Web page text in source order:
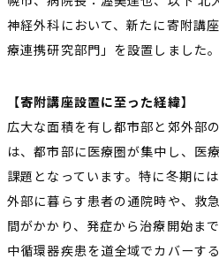
神経外科において、新たに寄附講
療連携研究部門」を設置しました。
【寄附講座設置に至った経緯】
広大な面積を有し都市部と郊外部
は、都市部に医療圏が集中し、医
課題となっています。特に冬期に
外部に暮らす患者の通院時や、救
間がかかり、発症から治療開始ま
中循環器疾患を道全域でカバーす